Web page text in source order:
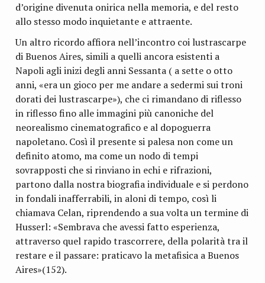
d’origine divenuta onirica nella memoria, e del resto
allo stesso modo inquietante e attraente.
Un altro ricordo affiora nell’incontro coi lustrascarpe
di Buenos Aires, simili a quelli ancora esistenti a
Napoli agli inizi degli anni Sessanta ( a sette o otto
anni, «era un gioco per me andare a sedermi sui troni
dorati dei lustrascarpe»), che ci rimandano di riflesso
in riflesso fino alle immagini più canoniche del
neorealismo cinematografico e al dopoguerra
napoletano. Così il presente si palesa non come un
definito atomo, ma come un nodo di tempi
sovrapposti che si rinviano in echi e rifrazioni,
partono dalla nostra biografia individuale e si perdono
in fondali inafferrabili, in aloni di tempo, così li
chiamava Celan, riprendendo a sua volta un termine di
Husserl: «Sembrava che avessi fatto esperienza,
attraverso quel rapido trascorrere, della polarità tra il
restare e il passare: praticavo la metafisica a Buenos
Aires»(152).